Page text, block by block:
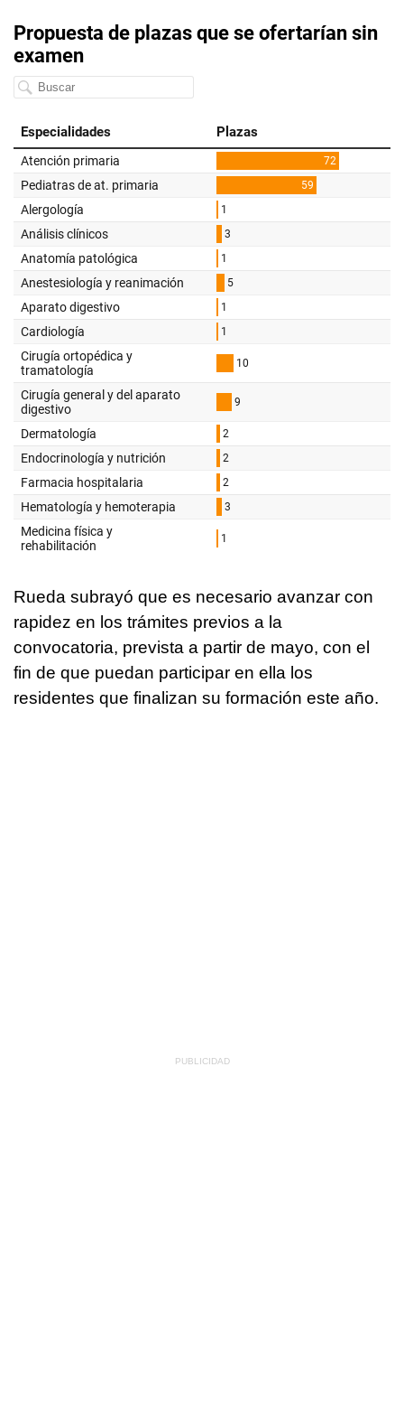
Rueda subrayó que es necesario avanzar con
rapidez en los trámites previos a la
convocatoria, prevista a partir de mayo, con el
fin de que puedan participar en ella los
residentes que finalizan su formación este año.